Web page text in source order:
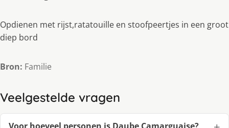
Opdienen met rijst,ratatouille en stoofpeertjes in een groot
diep bord
Bron: Familie
Veelgestelde vragen